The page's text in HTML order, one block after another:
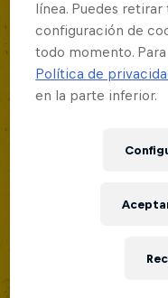
línea. Puedes
configuración de
todo momento.
Política de
en la parte inferior.